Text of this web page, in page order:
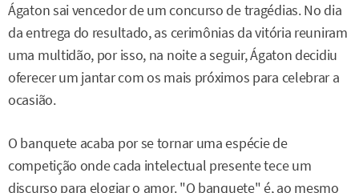
Ágaton sai vencedor de um concurso de tragédias. No dia
da entrega do resultado, as cerimônias da vitória reuniram
uma multidão, por isso, na noite a seguir, Ágaton decidiu
oferecer um jantar com os mais próximos para celebrar a
ocasião.
O banquete acaba por se tornar uma espécie de
competição onde cada intelectual presente tece um
discurso para elogiar o amor. "O banquete" é, ao mesmo